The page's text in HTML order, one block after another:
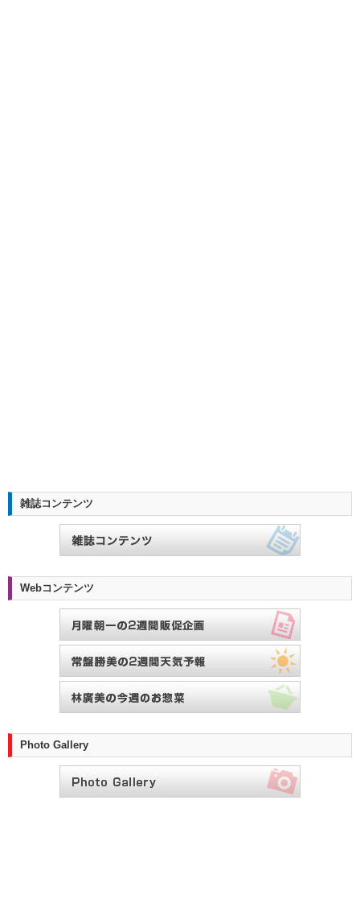
雑誌コンテンツ
Webコンテンツ
Photo Gallery